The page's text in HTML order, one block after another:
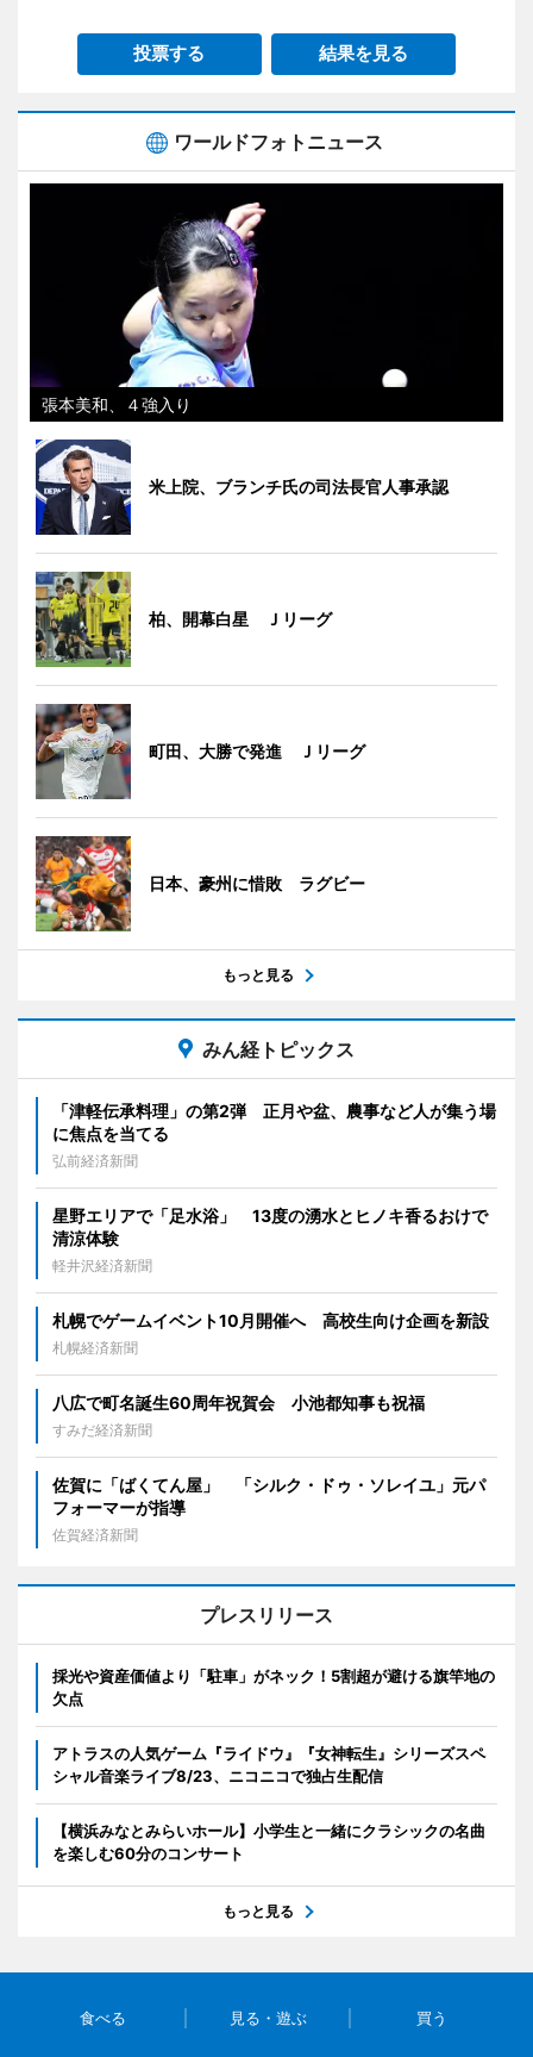
投票する 結果を見る
ワールドフォトニュース
張本美和、４強入り
米上院、ブランチ氏の司法長官人事承認
柏、開幕白星 Ｊリーグ
町田、大勝で発進 Ｊリーグ
日本、豪州に惜敗 ラグビー
もっと見る
みん経トピックス
「津軽伝承料理」の第2弾 正月や盆、農事など人が集う場
に焦点を当てる
弘前経済新聞
星野エリアで「足水浴」 13度の湧水とヒノキ香るおけで
清涼体験
軽井沢経済新聞
札幌でゲームイベント10月開催へ 高校生向け企画を新設
札幌経済新聞
八広で町名誕生60周年祝賀会 小池都知事も祝福
すみだ経済新聞
佐賀に「ばくてん屋」 「シルク・ドゥ・ソレイユ」元パ
フォーマーが指導
佐賀経済新聞
プレスリリース
採光や資産価値より「駐車」がネック！5割超が避ける旗竿地の
欠点
アトラスの人気ゲーム『ライドウ』『女神転生』シリーズスペ
シャル音楽ライブ8/23、ニコニコで独占生配信
【横浜みなとみらいホール】小学生と一緒にクラシックの名曲
を楽しむ60分のコンサート
もっと見る
食べる 見る・遊ぶ 買う